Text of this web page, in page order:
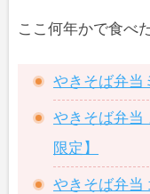
ここ何年かで食べ
やきそば弁当
やきそば弁当
限定】
やきそば弁当